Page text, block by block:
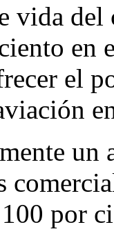
vida
en
el
un
por